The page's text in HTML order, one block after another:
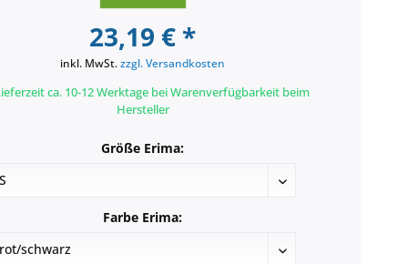
23,19 € *
inkl. MwSt.zzgl. Versandkosten
ca. 10-12 Werktage bei Warenverfügbarkeit beim
Hersteller
Größe Erima:
Farbe Erima: